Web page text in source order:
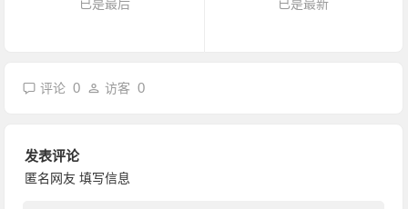
已是最后 已是最新
评论0 访客0
发表评论
匿名网友 填写信息